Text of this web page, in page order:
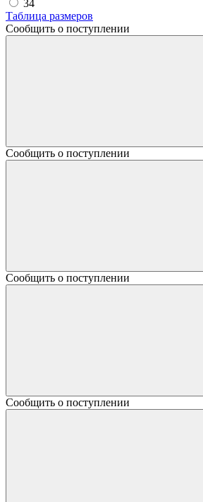
34
Таблица размеров
Сообщить о поступлении
Сообщить о поступлении
Сообщить о поступлении
Сообщить о поступлении